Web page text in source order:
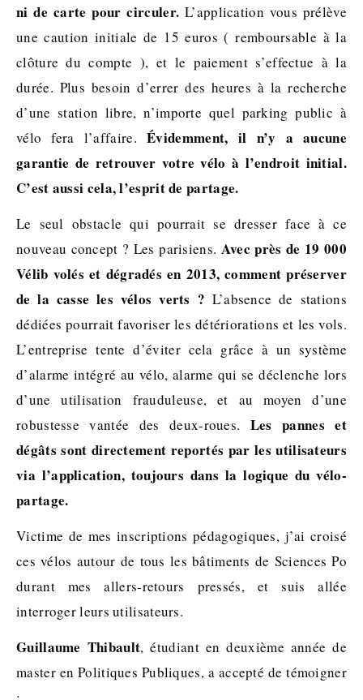
ni de carte pour circuler. L’application vous prélève
une caution initiale de 15 euros ( remboursable à la
clôture du compte ), et le paiement s’effectue à la
durée. Plus besoin d’errer des heures à la recherche
d’une station libre, n’importe quel parking public à
vélo fera l’affaire.Évidemment, il n’y a aucune
garantie de retrouver votre vélo à l’endroit initial.
C’est aussi cela, l’esprit de partage.
Le seul obstacle qui pourrait se dresser face à ce
nouveau concept ? Les parisiens. Avec près de 19 000
Vélib volés et dégradés en 2013, comment préserver
de la casse les vélos verts ? L’absence de stations
dédiées pourrait favoriser les détériorations et les vols.
L’entreprise tente d’éviter cela grâce à un système
d’alarme intégré au vélo, alarme qui se déclenche lors
d’une utilisation frauduleuse, et au moyen d’une
robustesse vantée des deux-roues. Les pannes et
dégâts sont directement reportés par les utilisateurs
via l’application, toujours dans la logique du vélo-
partage.
Victime de mes inscriptions pédagogiques, j’ai croisé
ces vélos autour de tous les bâtiments de Sciences Po
durant mes allers-retours pressés, et suis allée
interroger leurs utilisateurs.
Guillaume Thibault, étudiant en deuxième année de
master en Politiques Publiques, a accepté de témoigner